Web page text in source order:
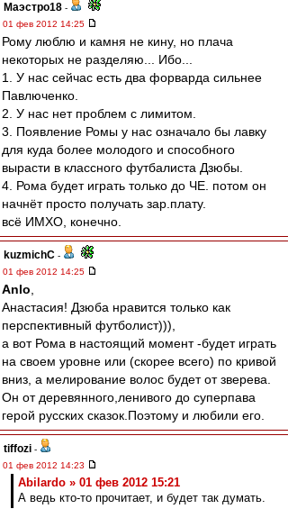
Маэстро18 -
01 фев 2012 14:25
Рому люблю и камня не кину, но плача
некоторых не разделяю... Ибо...
1. У нас сейчас есть два форварда сильнее
Павлюченко.
2. У нас нет проблем с лимитом.
3. Появление Ромы у нас означало бы лавку
для куда более молодого и способного
вырасти в классного футбалиста Дзюбы.
4. Рома будет играть только до ЧЕ. потом он
начнёт просто получать зар.плату.
всё ИМХО, конечно.
kuzmichC -
01 фев 2012 14:25
Anlo
Анастасия! Дзюба нравится только как
перспективный футболист))),
а вот Рома в настоящий момент -будет играть
на своем уровне или (скорее всего) по кривой
вниз, а мелирование волос будет от зверева.
Он от деревянного,ленивого до суперпава
герой русских сказок.Поэтому и любили его.
tiffozi -
01 фев 2012 14:23
Abilardo » 01 фев 2012 15:21
А ведь кто-то прочитает, и будет так думать.